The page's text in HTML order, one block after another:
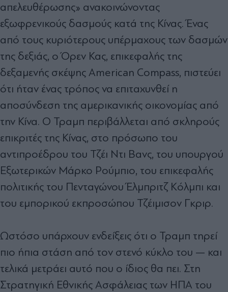
απελευθέρωσης» ανακοινώνοντας
εξωφρενικούς δασμούς κατά της Κίνας. Ένας
από τους κυριότερους υπέρμαχους των δασμών
της δεξιάς, ο Όρεν Κας, επικεφαλής της
δεξαμενής σκέψης American Compass, πιστεύει
ότι ήταν ένας τρόπος να επιταχυνθεί η
αποσύνδεση της αμερικανικής οικονομίας από
την Κίνα. Ο Τραμπ περιβάλλεται από σκληρούς
επικριτές της Κίνας, στο πρόσωπο του
αντιπροέδρου του Τζέι Ντι Βανς, του υπουργού
Εξωτερικών Μάρκο Ρούμπιο, του επικεφαλής
πολιτικής του Πενταγώνου Έλμπριτζ Κόλμπι και
του εμπορικού εκπροσώπου Τζέιμισον Γκριρ.
Ωστόσο υπάρχουν ενδείξεις ότι ο Τραμπ τηρεί
πιο ήπια στάση από τον στενό κύκλο του — και
τελικά μετράει αυτό που ο ίδιος θα πει. Στη
Στρατηγική Εθνικής Ασφάλειας των ΗΠΑ του